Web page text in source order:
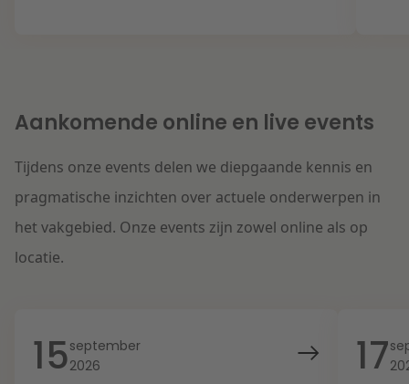
Aankomende online en live events
Tijdens onze events delen we diepgaande kennis en
pragmatische inzichten over actuele onderwerpen in
het vakgebied. Onze events zijn zowel online als op
locatie.
15september
2026
17